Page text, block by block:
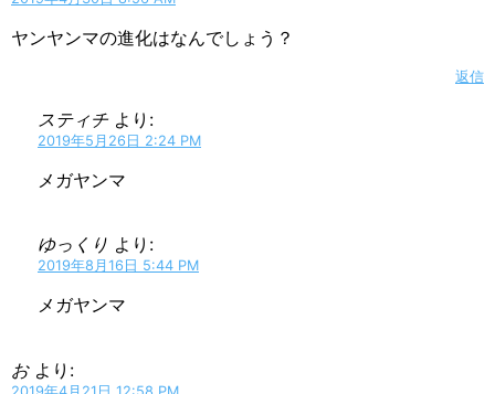
ヤンヤンマの進化はなんでしょう？
返信
スティチ より:
2019年5月26日 2:24 PM
メガヤンマ
ゆっくり より:
2019年8月16日 5:44 PM
メガヤンマ
お より: